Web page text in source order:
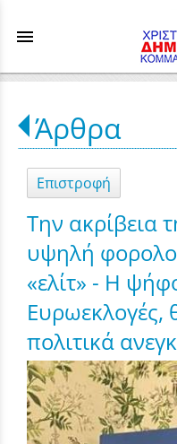
menu
Άρθρα
Επιστροφή
Την ακρίβεια
υψηλή
«ελίτ» - Η
Ευρωεκλογές,
πολιτικά